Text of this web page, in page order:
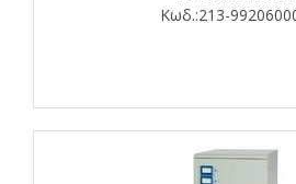
Κωδ.:213-